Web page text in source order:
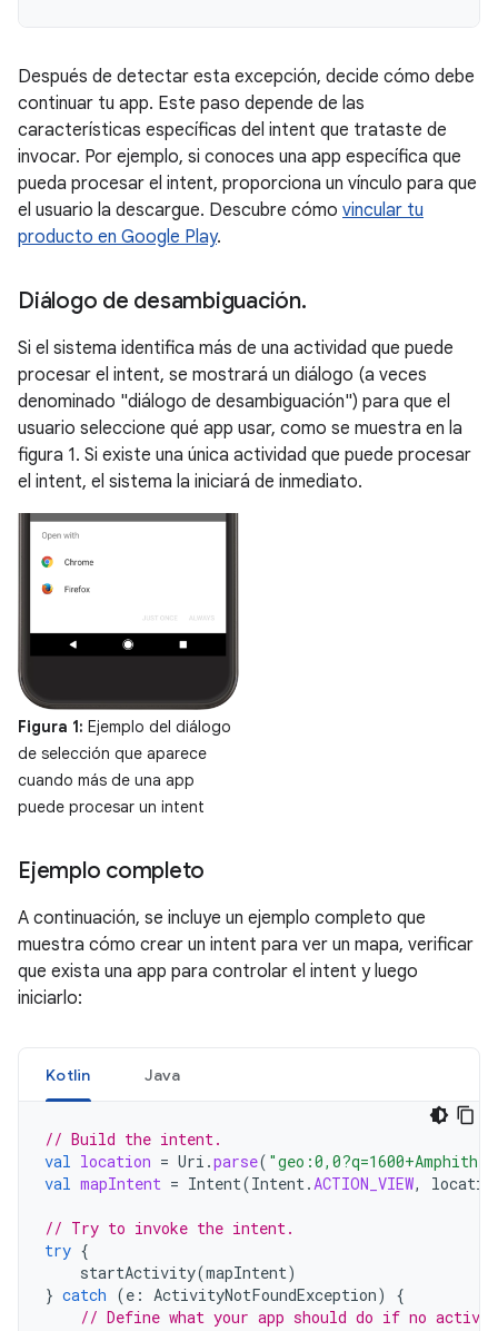
Después de detectar esta excepción, decide cómo debe
continuar tu app. Este paso depende de las
características específicas del intent que trataste de
invocar. Por ejemplo, si conoces una app específica que
pueda procesar el intent, proporciona un vínculo para que
el usuario la descargue. Descubre cómo vincular tu
producto en Google Play.
Diálogo de desambiguación.
Si el sistema identifica más de una actividad que puede
procesar el intent, se mostrará un diálogo (a veces
denominado "diálogo de desambiguación") para que el
usuario seleccione qué app usar, como se muestra en la
figura 1. Si existe una única actividad que puede procesar
el intent, el sistema la iniciará de inmediato.
Figura 1: Ejemplo del diálogo
de selección que aparece
cuando más de una app
puede procesar un intent
Ejemplo completo
A continuación, se incluye un ejemplo completo que
muestra cómo crear un intent para ver un mapa, verificar
que exista una app para controlar el intent y luego
iniciarlo:
Kotlin Java
// Build the intent.
val location = Uri .parse(
val mapIntent = Intent(Intent . ACTION_VIEW,
// Try to invoke the intent.
try {
startActivity(mapIntent)
} catch (e : ActivityNotFoundException)
{
// Define what your app should do if no